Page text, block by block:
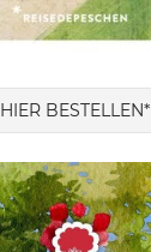
HIER BESTELLEN*